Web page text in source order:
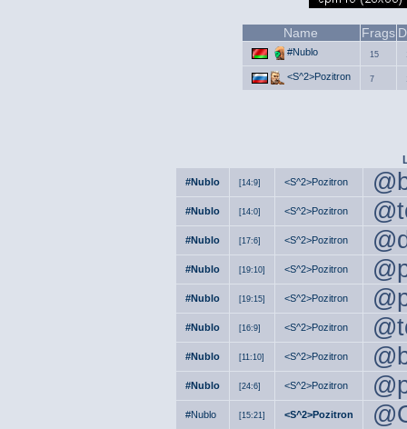
Name Frags
#Nublo 15
<S^2>Pozitron 7
#Nublo [14:9] <S^2>Pozitron
#Nublo [14:0] <S^2>Pozitron
#Nublo [17:6] <S^2>Pozitron
#Nublo [19:10] <S^2>Pozitron
#Nublo [19:15] <S^2>Pozitron
#Nublo [16:9] <S^2>Pozitron
#Nublo [11:10] <S^2>Pozitron
#Nublo [24:6] <S^2>Pozitron
#Nublo [15:21] <S^2>Pozitron